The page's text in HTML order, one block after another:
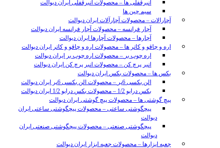
انبرقفلی ها – محصولات انبرقفلی ایران دیوالت
سیم چین ها
آچارالات – محصولات آچارآلات ایران دیوالت
آچار فرانسه – محصولات آچار فرانسه ایران دیوالت
آچارها – محصولات آچارها ایران دیوالت
اره و چاقو و کاتر ها – محصولات اره و چاقو و کاتر ایران دیوالت
اره چوب بر – محصولات اره چوب بر ایران دیوالت
انبر پرچ کن – محصولات انبر پرچ کن ایران دیوالت
بکس ها – محصولات بکس ایران دیوالت
الن بکسی 6پر
– محصولات الن بکسی 6پر ایران دیوالت
بکس درایو 1/2
– محصولات بکس درایو 1/2 ایران دیوالت
پیچ گوشتی ها – محصولات پیچ گوشتی ایران دیوالت
پیچگوشتی ساعتی – محصولات پیچگوشتی ساعتی ایران
دیوالت
پیچگوشتی صنعتی – محصولات پیچگوشتی صنعتی ایران
دیوالت
جعبه ابزارها – محصولات جعبه ابزار ایران دیوالت